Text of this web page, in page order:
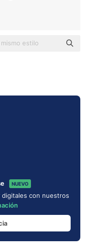
NUEVO
con nuestros